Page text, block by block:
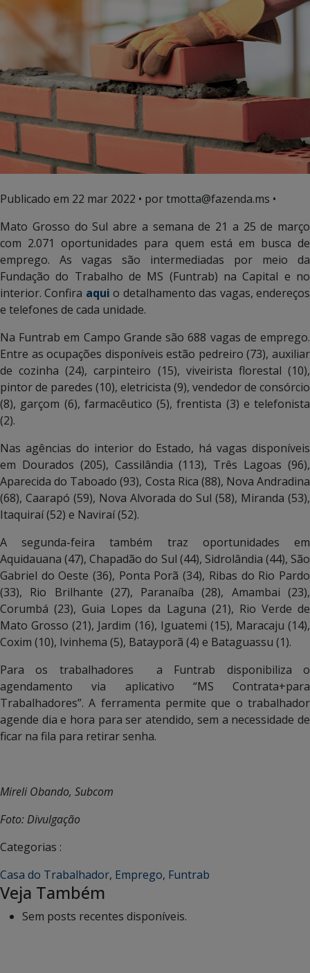
Publicado em 22 mar 2022 • por tmotta@fazenda.ms •
Mato Grosso do Sul abre a semana de 21 a 25 de março
com 2.071 oportunidades para quem está em busca de
emprego. As vagas são intermediadas por meio da
Fundação do Trabalho de MS (Funtrab) na Capital e no
interior. Confira aqui o detalhamento das vagas, endereços
e telefones de cada unidade.
Na Funtrab em Campo Grande são 688 vagas de emprego.
Entre as ocupações disponíveis estão pedreiro (73), auxiliar
de cozinha (24), carpinteiro (15), viveirista florestal (10),
pintor de paredes (10), eletricista (9), vendedor de consórcio
(8), garçom (6), farmacêutico (5), frentista (3) e telefonista
(2).
Nas agências do interior do Estado, há vagas disponíveis
em Dourados (205), Cassilândia (113), Três Lagoas (96),
Aparecida do Taboado (93), Costa Rica (88), Nova Andradina
(68), Caarapó (59), Nova Alvorada do Sul (58), Miranda (53),
Itaquiraí (52) e Naviraí (52).
A segunda-feira também traz oportunidades em
Aquidauana (47), Chapadão do Sul (44), Sidrolândia (44), São
Gabriel do Oeste (36), Ponta Porã (34), Ribas do Rio Pardo
(33), Rio Brilhante (27), Paranaíba (28), Amambai (23),
Corumbá (23), Guia Lopes da Laguna (21), Rio Verde de
Mato Grosso (21), Jardim (16), Iguatemi (15), Maracaju (14),
Coxim (10), Ivinhema (5), Batayporã (4) e Bataguassu (1).
Para os trabalhadores a Funtrab disponibiliza o
agendamento via aplicativo “MS Contrata+para
Trabalhadores”. A ferramenta permite que o trabalhador
agende dia e hora para ser atendido, sem a necessidade de
ficar na fila para retirar senha.
Mireli Obando, Subcom
Foto: Divulgação
Categorias :
Casa do Trabalhador, Emprego, Funtrab
Veja Também
Sem posts recentes disponíveis.